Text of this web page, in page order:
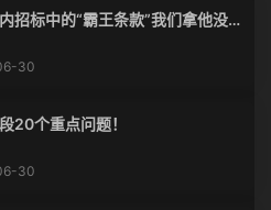
招标中的“霸王条款”我们拿他没脾
30
20个重点问题！
30